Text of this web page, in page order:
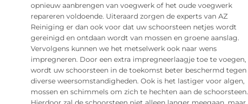
opnieuw aanbrengen van voegwerk of het oude voegwerk
repareren voldoende. Uiteraard zorgen de experts van AZ
Reiniging er dan ook voor dat uw schoorsteen netjes wordt
gereinigd en ontdaan wordt van mossen en groene aanslag.
Vervolgens kunnen we het metselwerk ook naar wens
impregneren. Door een extra impregneerlaagje toe te voegen,
wordt uw schoorsteen in de toekomst beter beschermd tegen
diverse weersomstandigheden. Ook is het lastiger voor algen,
mossen en schimmels om zich te hechten aan de schoorsteen.